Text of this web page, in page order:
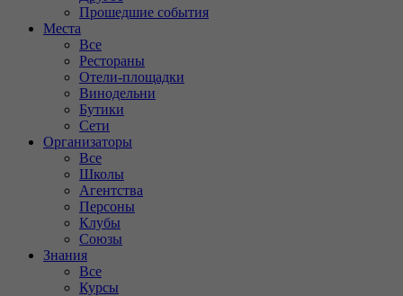
Прошедшие события
Места
Все
Рестораны
Отели-площадки
Винодельни
Бутики
Сети
Организаторы
Все
Школы
Агентства
Персоны
Клубы
Союзы
Знания
Все
Курсы